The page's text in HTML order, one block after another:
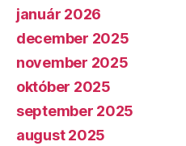
január 2026
december 2025
november 2025
október 2025
september 2025
august 2025